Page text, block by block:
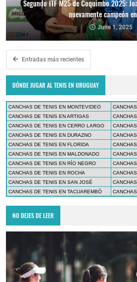
Segundo ITF M25 de Coquimbo 2025:
nuevamente campeón
June 1, 2025
Entradas más recientes
DÓNDE JUGAR AL TENIS EN URUGUAY
CANCHAS DE TENIS EN MONTEVIDEO
CANCHAS DE TENIS EN ARTIGAS
CANCHAS DE TENIS EN CERRO LARGO
CANCHAS DE TENIS EN DURAZNO
CANCHAS DE TENIS EN FLORIDA
CANCHAS DE TENIS EN MALDONADO
CANCHAS DE TENIS EN RÍO NEGRO
CANCHAS DE TENIS EN ROCHA
CANCHAS DE TENIS EN SAN JOSÉ
CANCHAS DE TENIS EN TACUAREMBÓ
NO DEJES DE LEER